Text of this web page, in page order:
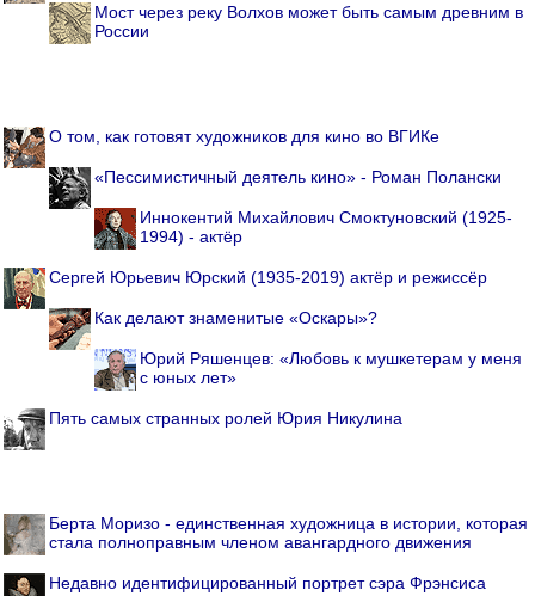
Мост через реку Волхов может быть самым древним в
России
О том, как готовят художников для кино во ВГИКе
«Пессимистичный деятель кино» - Роман Полански
Иннокентий Михайлович Смоктуновский (1925-
1994) - актёр
Сергей Юрьевич Юрский (1935-2019) актёр и режиссёр
Как делают знаменитые «Оскары»?
Юрий Ряшенцев: «Любовь к мушкетерам у меня
с юных лет»
Пять самых странных ролей Юрия Никулина
Берта Моризо - единственная художница в истории, которая
стала полноправным членом авангардного движения
Недавно идентифицированный портрет сэра Фрэнсиса